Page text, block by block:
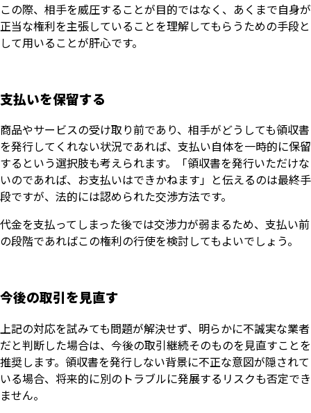
この際、相手を威圧することが目的ではなく、あくまで自身が
正当な権利を主張していることを理解してもらうための手段と
して用いることが肝心です。
支払いを保留する
商品やサービスの受け取り前であり、相手がどうしても領収書
を発行してくれない状況であれば、支払い自体を一時的に保留
するという選択肢も考えられます。「領収書を発行いただけな
いのであれば、お支払いはできかねます」と伝えるのは最終手
段ですが、法的には認められた交渉方法です。
代金を支払ってしまった後では交渉力が弱まるため、支払い前
の段階であればこの権利の行使を検討してもよいでしょう。
今後の取引を見直す
上記の対応を試みても問題が解決せず、明らかに不誠実な業者
だと判断した場合は、今後の取引継続そのものを見直すことを
推奨します。領収書を発行しない背景に不正な意図が隠されて
いる場合、将来的に別のトラブルに発展するリスクも否定でき
ません。